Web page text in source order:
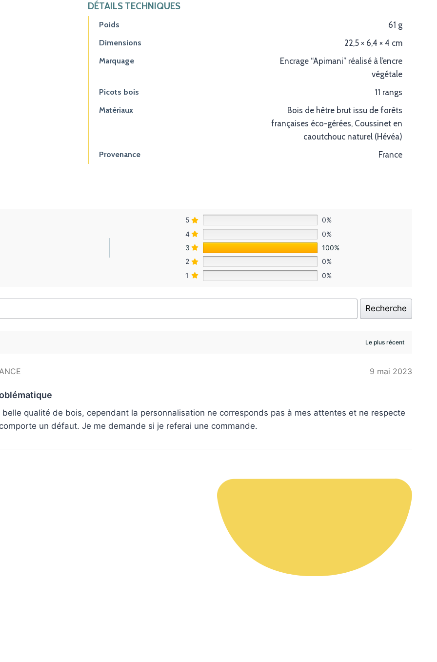
DÉTAILS TECHNIQUES
Poids 61 g
Dimensions 22,5 × 6,4 × 4 cm
Marquage
Encrage “Apimani” réalisé à l’encre
végétale
Picots bois 11 rangs
Matériaux
Bois de hêtre brut issu de forêts
françaises éco-gérées, Coussinet en
caoutchouc naturel (Hévéa)
Provenance France
5
0%
4
0%
3
100%
2
0%
1
0%
Recherche
9 mai 2023
belle qualité de bois, cependant la personnalisation ne corresponds pas à mes attentes et ne respecte
un défaut. Je me demande si je referai une commande.